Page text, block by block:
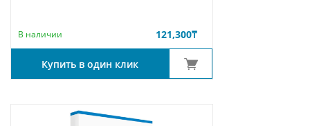
В наличии 121,300₸
Купить в один клик